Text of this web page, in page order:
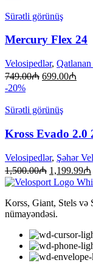
Sürətli görünüş
Mercury Flex 24
Velosipedlər,
749.00₼ 699.00₼
-20%
Sürətli görünüş
Kross Evado 2.0
Velosipedlər, Şəhər
1,500.00₼ 1,199.99₼
Korss, Giant, Stels və
nümayəndəsi.